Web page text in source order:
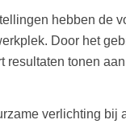
hebben de
Door het
resultaten tonen
verlichting